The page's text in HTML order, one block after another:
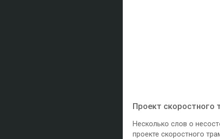
Проект скоростного
Несколько слов о
проекте скоростного